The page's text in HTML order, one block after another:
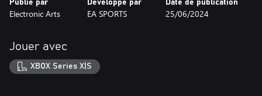
Publié par
Electronic Arts
Développé par
EA SPORTS
Date de publication
25/06/2024
Jouer avec
XBOX Series X|S